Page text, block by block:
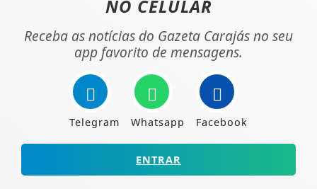
NO CELULAR
Receba as notícias do Gazeta Carajás no seu
app favorito de mensagens.
Telegram Whatsapp Facebook
ENTRAR